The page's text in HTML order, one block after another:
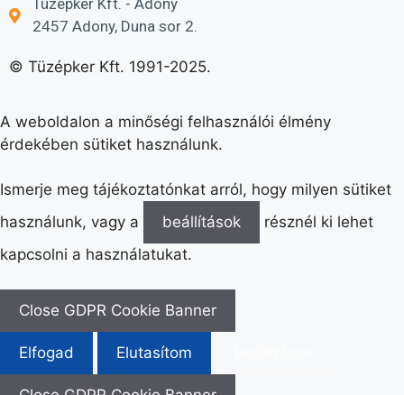
Tüzépker Kft. - Adony
2457 Adony, Duna sor 2.
© Tüzépker Kft. 1991-2025.
A weboldalon a minőségi felhasználói élmény
érdekében sütiket használunk.
Ismerje meg tájékoztatónkat arról, hogy milyen sütiket
használunk, vagy a
beállítások
résznél ki lehet
kapcsolni a használatukat.
Close GDPR Cookie Banner
Elfogad Elutasítom